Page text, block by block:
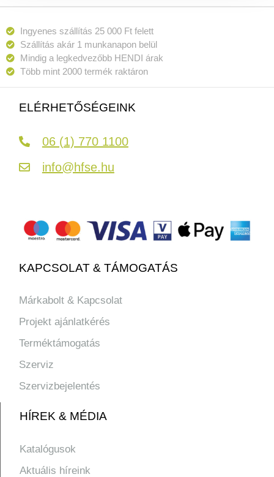
Ingyenes szállítás 25 000 Ft felett
Szállítás akár 1 munkanapon belül
Mindig a legkedvezőbb HENDI árak
Több mint 2000 termék raktáron
ELÉRHETŐSÉGEINK
06 (1) 770 1100
info@hfse.hu
KAPCSOLAT & TÁMOGATÁS
Márkabolt & Kapcsolat
Projekt ajánlatkérés
Terméktámogatás
Szerviz
Szervizbejelentés
HÍREK & MÉDIA
Katalógusok
Aktuális híreink